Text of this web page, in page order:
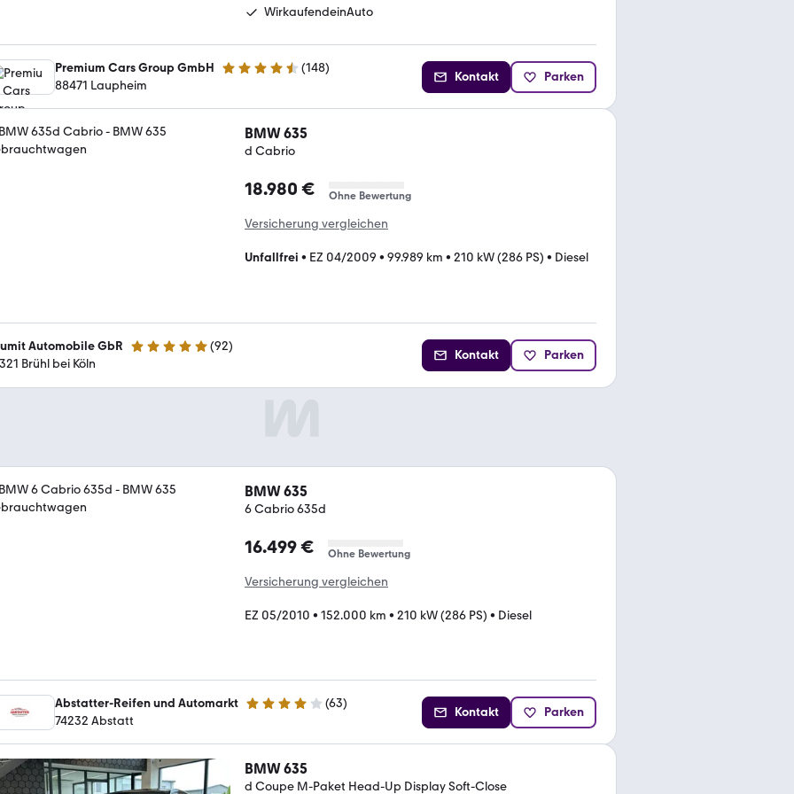
WirkaufendeinAuto
Premium Cars Group GmbH 4.7 Sterne (148)
88471 Laupheim
Kontakt Parken
BMW 635
d Cabrio
18.980 € Ohne Bewertung
Versicherung vergleichen
Unfallfrei • EZ 04/2009 • 99.989 km • 210 kW (286 PS) • Diesel
Automobile GbR 5 Sterne (92)
Brühl bei Köln
Kontakt Parken
BMW 635
6 Cabrio 635d
16.499 € Ohne Bewertung
Versicherung vergleichen
EZ 05/2010 • 152.000 km • 210 kW (286 PS) • Diesel
Abstatter-Reifen und Automarkt 4.1 Sterne (63)
74232 Abstatt
Kontakt Parken
BMW 635
d Coupe M-Paket Head-Up Display Soft-Close